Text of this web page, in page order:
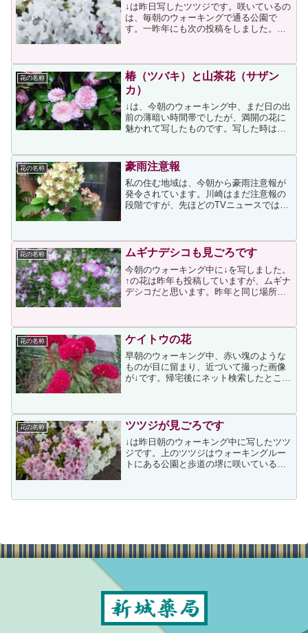
↓は昨日写したツツジです。咲いているの
は、毎朝のウォーキングで通る公園で
す。一昨年にも次の投稿をしました。今
ように感じています。ピンク色のほうは
大紫、白は白琉球なので...
花の名称
椿（ツバキ）と山茶花（サザン
カ）
↓は、今朝のウォーキング中、まだ日の出
前の薄暗い時間帯でしたが、満開の花に
魅かれて写したものです。写した時はツ
し、「どっち」となってしまいました。
その後、違いをネット検索し...
花の名称 豪雨注意報
私の住む地域は、今朝から豪雨注意報が
発令されています。川崎はまだ注意報の
段階ですが、先ほどのTVニュースでは、
た。該当地域にお住まいの方々は、くれ
ぐれもご注意ください。今...
花の名称 ムギナデシコも見ごろです
今朝のウォーキング中に↓を写しました。
↑の花は昨年も投稿していますが、ムギナ
デシコだと思います。昨年と同じ場所に
が、これは老化現象の一つなのかもしれ
ませんね私は見たことが...
花の名称 ケイトウの花
早朝のウォーキング中、赤い塊のような
ものが目に留まり、近づいて撮った画像
が↓です。帰宅後にネット検索したとこ
しましたので、可能...
花の名称 ツツジが見ごろです
↓は昨日朝のウォーキング中に写したツツ
ジです。上のツツジはウォーキングルー
トにある公園と歩道の堺に咲いているも
違いは異なる株からのものと思っていた